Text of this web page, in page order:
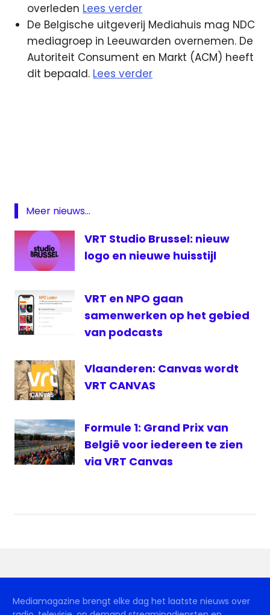
overleden Lees verder
De Belgische uitgeverij Mediahuis mag NDC
mediagroep in Leeuwarden overnemen. De
Autoriteit Consument en Markt (ACM) heeft
dit bepaald. Lees verder
Meer nieuws...
VRT Studio Brussel: nieuw
logo en nieuwe huisstijl
VRT en NPO gaan
samenwerken op het gebied
van podcasts
Vlaanderen: Canvas wordt
VRT CANVAS
Formule 1: Grand Prix van
België voor iedereen te zien
via VRT Canvas
Mediamagazine brengt elke dag het laatste nieuws over